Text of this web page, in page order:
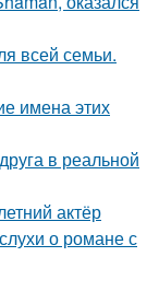
всей семьи.
имена этих
в реальной
актёр
о романе с